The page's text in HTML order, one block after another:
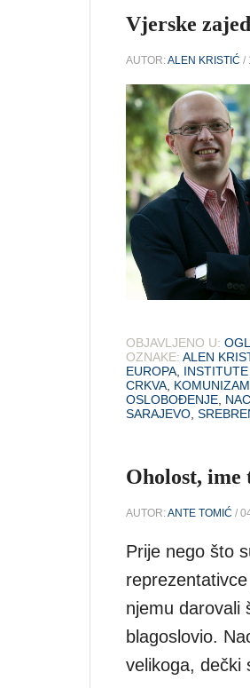
Vjerske
AUTOR:ALEN KRISTIĆ /
OBJAVLJENO U:
OZNAKE: ALEN
EUROPA
CRKVA KOMUNIZAM
OSLOBOĐENJE
SARAJEVO
Oholost,
AUTOR:ANTE TOMIĆ /
Prije nego što
njemu darovali
blagoslovio.
velikoga, dečki